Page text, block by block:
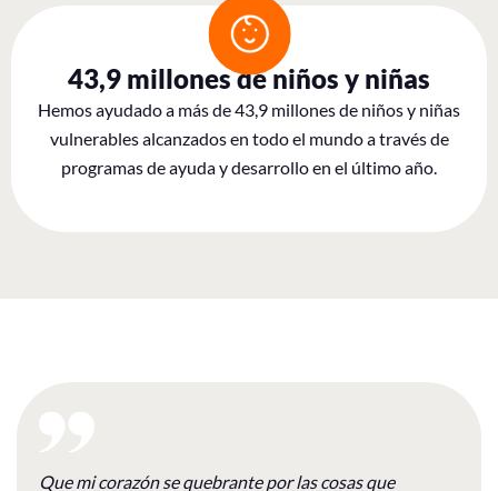
43,9 millones de niños y niñas
Hemos ayudado a más de 43,9 millones de niños y niñas
vulnerables alcanzados en todo el mundo a través de
programas de ayuda y desarrollo en el último año.
Que mi corazón se quebrante por las cosas que